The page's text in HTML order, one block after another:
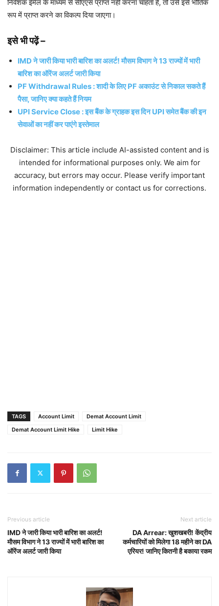
निवेशक ईमेल के माध्यम से सीएएस प्राप्त नहीं करना चाहता है, तो उसे इसे भौतिक
रूप में प्राप्त करने का विकल्प दिया जाएगा।
इसे भी पढ़ें –
IMD ने जारी किया भारी बारिश का अलर्ट! मौसम विभाग ने 13 राज्यों में भारी
बारिश का ऑरेंज अलर्ट जारी किया
PF Withdrawal Rules : शादी के लिए PF अकाउंट से निकाल सकते हैं
पैसा, जानिए क्या कहते हैं नियम
UPI Service Close : इस बैंक के ग्राहक इस दिन UPI ​​समेत बैंक की इन
सेवाओं का नहीं कर पाएंगे इस्तेमाल
Disclaimer: This article include AI-assisted content and is
intended for informational purposes only. We aim for
accuracy, but errors may occur. Please verify important
information independently or contact us for corrections.
TAGS Account Limit
Demat Account Limit
Demat Account Limit Hike
Limit Hike
Previous article
IMD ने जारी किया भारी बारिश का अलर्ट!
मौसम विभाग ने 13 राज्यों में भारी बारिश का
ऑरेंज अलर्ट जारी किया
Next article
DA Arrear: खुशखबरी! केंद्रीय
कर्मचारियों को मिलेगा 18 महीने का DA
एरियर! जानिए कितनी है बकाया रकम